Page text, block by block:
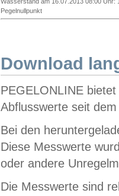
Pegelnullpunkt
Download
PEGELONLINE
Abflusswerte seit
Bei den
Diese Messwerte
oder andere
Die Messwerte sind